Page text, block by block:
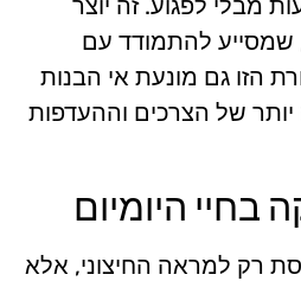
מבלי לפגוע. זה יוצר
שמסייע להתמודד עם
הזו גם מונעת אי הבנות
של הצרכים וההעדפות
בחיי היומיום
רק למראה החיצוני, אלא